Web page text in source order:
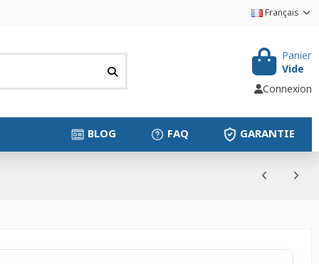
Français
Panier
Vide
Connexion
GARANTIE
FAQ
BLOG